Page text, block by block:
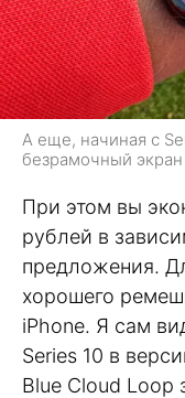
А еще, начиная с
безрамочный экран
При этом вы
рублей в
предложения.
хорошего
iPhone. Я сам
Series 10 в
Blue Cloud Loop